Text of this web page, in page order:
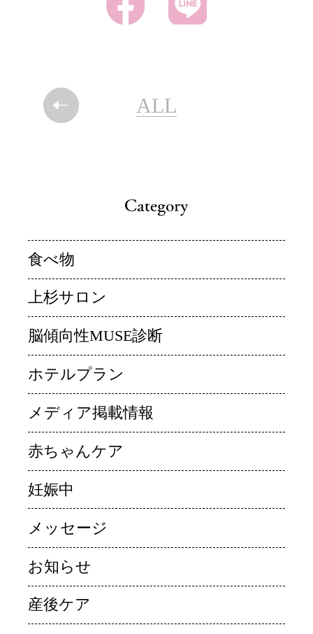
ALL
食べ物
上杉サロン
脳傾向性MUSE診断
ホテルプラン
メディア掲載情報
赤ちゃんケア
妊娠中
メッセージ
お知らせ
産後ケア